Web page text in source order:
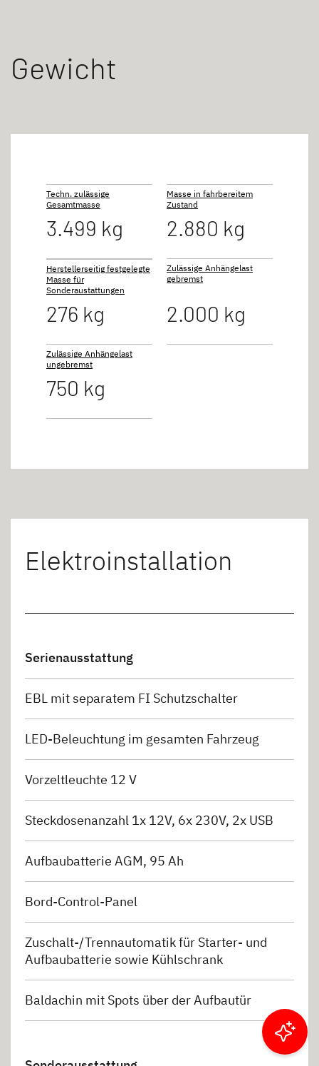
Gewicht
Techn. zulässige
Gesamtmasse
3.499 kg
Masse in fahrbereitem
Zustand
2.880 kg
Herstellerseitig festgelegte
Masse für
Sonderaustattungen
276 kg
Zulässige Anhängelast
gebremst
2.000 kg
Zulässige Anhängelast
ungebremst
750 kg
Elektroinstallation
Serienausstattung
EBL mit separatem FI Schutzschalter
LED-Beleuchtung im gesamten Fahrzeug
Vorzeltleuchte 12 V
Steckdosenanzahl 1x 12V, 6x 230V, 2x USB
Aufbaubatterie AGM, 95 Ah
Bord-Control-Panel
Zuschalt-/Trennautomatik für Starter- und
Aufbaubatterie sowie Kühlschrank
Baldachin mit Spots über der Aufbautür